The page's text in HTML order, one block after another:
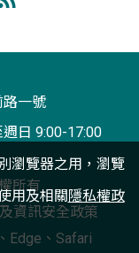
一號
日 9:00-17:00
所有
資訊安全政策
Edge、Safari
瀏覽器之用，瀏覽
用及相關隱私權政